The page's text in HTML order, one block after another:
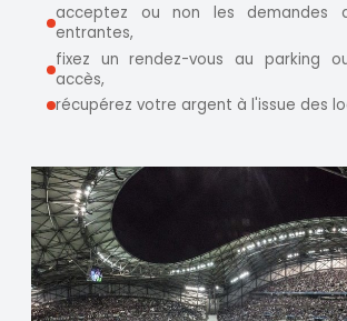
acceptez ou non les demandes
entrantes,
fixez un rendez-vous au parking
accès,
récupérez votre argent à l'issue des